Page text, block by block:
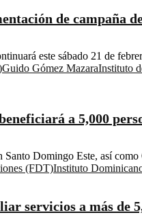
de campaña
este sábado 21 de
Guido Gómez MazaraInstituto
a 5,000
Santo Domingo Este, así
(FDT)Instituto
servicios a más de